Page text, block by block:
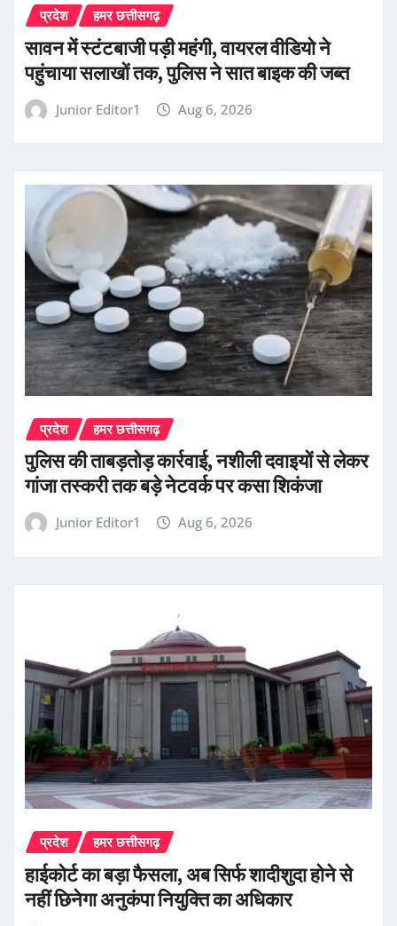
प्रदेश हमर छत्तीसगढ़
सावन में स्टंटबाजी पड़ी महंगी, वायरल वीडियो ने
पहुंचाया सलाखों तक, पुलिस ने सात बाइक की जब्त
Junior Editor1 Aug 6, 2026
प्रदेश हमर छत्तीसगढ़
पुलिस की ताबड़तोड़ कार्रवाई, नशीली दवाइयों से लेकर
गांजा तस्करी तक बड़े नेटवर्क पर कसा शिकंजा
Junior Editor1 Aug 6, 2026
प्रदेश हमर छत्तीसगढ़
हाईकोर्ट का बड़ा फैसला, अब सिर्फ शादीशुदा होने से
नहीं छिनेगा अनुकंपा नियुक्ति का अधिकार